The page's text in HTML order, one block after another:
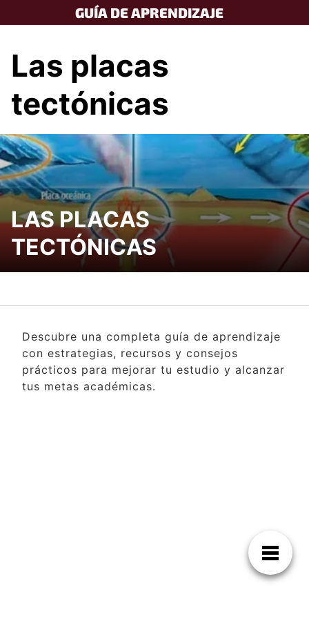
to
GUÍA DE APRENDIZAJE
Las placas
tectónicas
LAS PLACAS
TECTÓNICAS
Descubre una completa guía de aprendizaje
con estrategias, recursos y consejos
prácticos para mejorar tu estudio y alcanzar
tus metas académicas.